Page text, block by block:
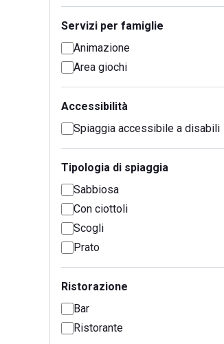
Servizi per famiglie
Animazione
Area giochi
Accessibilità
Spiaggia accessibile a disabili
Tipologia di spiaggia
Sabbiosa
Con ciottoli
Scogli
Prato
Ristorazione
Bar
Ristorante